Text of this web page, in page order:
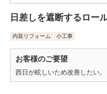
日差しを遮断するロー
内装リフォーム 小工事
お客様のご要望
西日が眩しいため改善したい。